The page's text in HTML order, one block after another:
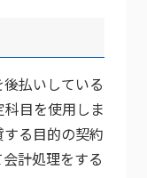
払いしている
目を使用しま
る目的の契約
計処理をする